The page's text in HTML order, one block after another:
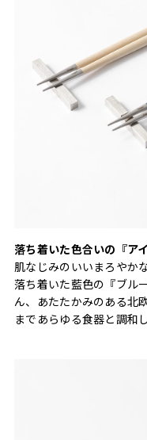
落ち着いた色合いの『ア
肌なじみのいいまろやか
落ち着いた藍色の『ブル
ん、あたたかみのある北
まであらゆる食器と調和